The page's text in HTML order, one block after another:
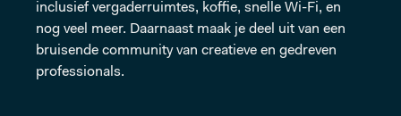
VOLG ONS
inclusief vergaderruimtes, koffie, snelle Wi-Fi, en
nog veel meer. Daarnaast maak je deel uit van een
bruisende community van creatieve en gedreven
professionals.